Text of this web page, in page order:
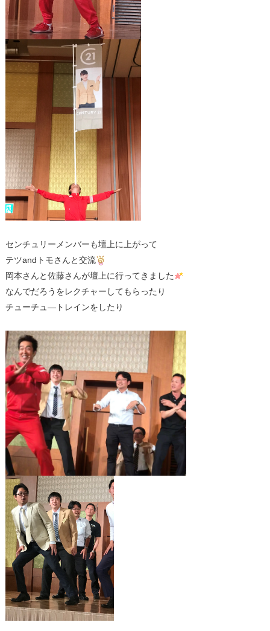
センチュリーメンバーも壇上に上がって
テツandトモさんと交流
岡本さんと佐藤さんが壇上に行ってきました
なんでだろうをレクチャーしてもらったり
チューチュ―トレインをしたり